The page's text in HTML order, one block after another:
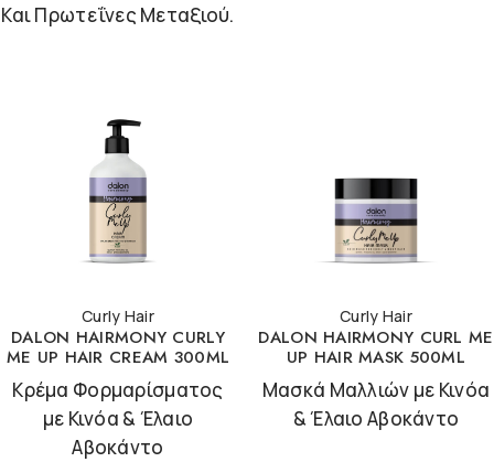
Και Πρωτεΐνες Μεταξιού.
Curly Hair
DALON HAIRMONY CURLY
ME UP HAIR CREAM 300ML
Κρέμα Φορμαρίσματος
με Κινόα & Έλαιο
Αβοκάντο
Curly Hair
DALON HAIRMONY CURL ME
UP HAIR MASK 500ML
Μασκά Μαλλιών με Κινόα
& Έλαιο Αβοκάντο